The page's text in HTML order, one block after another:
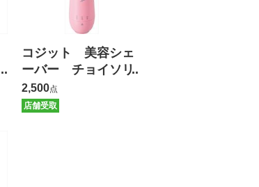
コジット 美容シェ
ーバー チョイソリ
ーナ
2,500点
店舗受取